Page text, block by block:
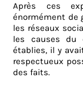
Après ces
énormément de
les réseaux
les causes du
établies, il y
respectueux
des faits.